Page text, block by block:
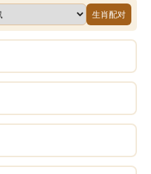
生肖配对